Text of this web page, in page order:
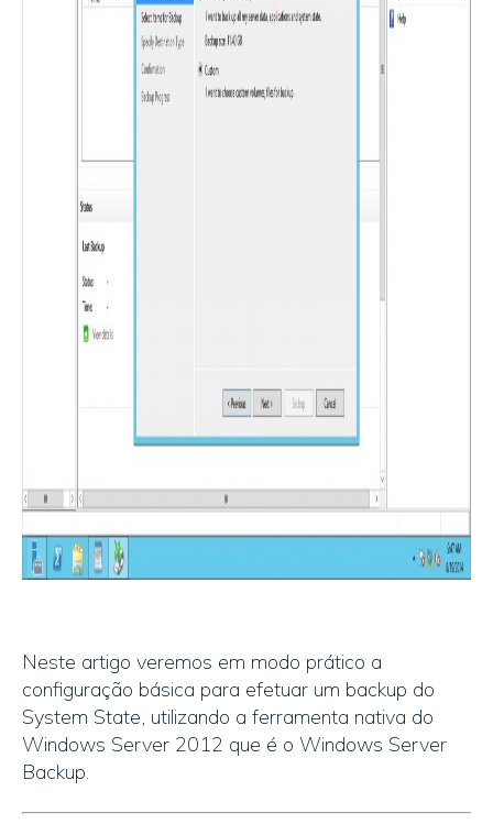
Neste artigo veremos em modo prático a
configuração básica para efetuar um backup do
System State, utilizando a ferramenta nativa do
Windows Server 2012 que é o Windows Server
Backup.